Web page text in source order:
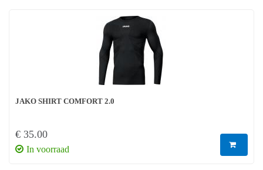
JAKO SHIRT COMFORT 2.0
€ 35.00
In voorraad